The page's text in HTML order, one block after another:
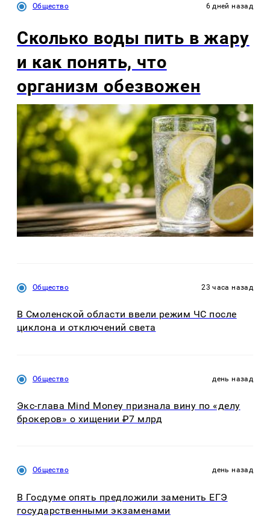
Общество 6 дней назад
Сколько воды пить в жару
и как понять, что
организм обезвожен
Общество 23 часа назад
В Смоленской области ввели режим ЧС после
циклона и отключений света
Общество день назад
Экс-глава Mind Money признала вину по «делу
брокеров» о хищении ₽7 млрд
Общество день назад
В Госдуме опять предложили заменить ЕГЭ
государственными экзаменами